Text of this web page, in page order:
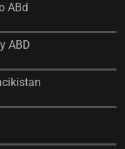
ABd
ABD